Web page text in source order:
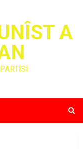
A